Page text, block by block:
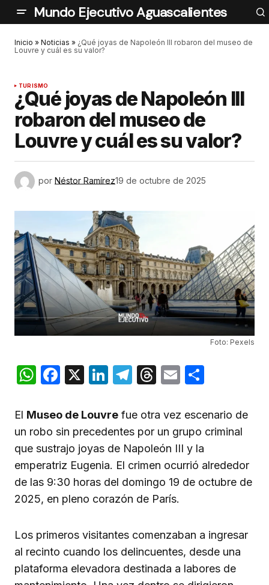
Mundo Ejecutivo Aguascalientes
Inicio » Noticias » ¿Qué joyas de Napoleón III robaron del museo de
Louvre y cuál es su valor?
TURISMO
¿Qué joyas de Napoleón III
robaron del museo de
Louvre y cuál es su valor?
por Néstor Ramírez19 de octubre de 2025
Foto: Pexels
WhatsApp
Facebook
X LinkedIn
Telegram
Threads
Email
El Museo de Louvre fue otra vez escenario de
un robo sin precedentes por un grupo criminal
que sustrajo joyas de Napoleón III y la
emperatriz Eugenia. El crimen ocurrió alrededor
de las 9:30 horas del domingo 19 de octubre de
2025, en pleno corazón de París.
Los primeros visitantes comenzaban a ingresar
al recinto cuando los delincuentes, desde una
plataforma elevadora destinada a labores de